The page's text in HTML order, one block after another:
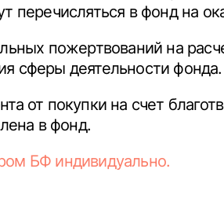
перечисляться в фонд на
пожертвований на
сферы деятельности фонда.
от покупки на счет
в фонд.
БФ индивидуально.